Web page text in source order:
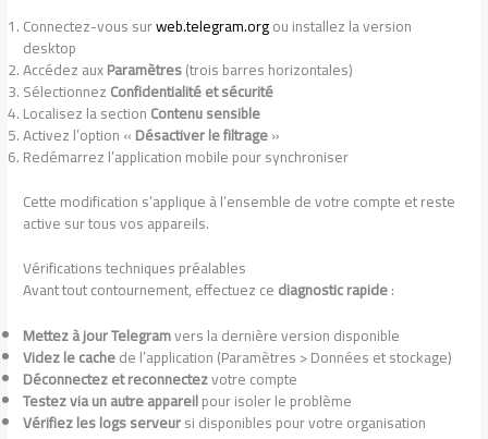
Connectez-vous surweb.telegram.orgou installez la version
desktop
Accédez auxParamètres(trois barres horizontales)
SélectionnezConfidentialité et sécurité
Localisez la sectionContenu sensible
Activez l’option «Désactiver le filtrage»
Redémarrez l’application mobile pour synchroniser
Cette modification s’applique à l’ensemble de votre compte et reste
active sur tous vos appareils.
Vérifications techniques préalables
Avant tout contournement, effectuez cediagnostic rapide:
Mettez à jour Telegramvers la dernière version disponible
Videz le cachede l’application (Paramètres > Données et stockage)
Déconnectez et reconnectezvotre compte
Testez via un autre appareilpour isoler le problème
Vérifiez les logs serveursi disponibles pour votre organisation